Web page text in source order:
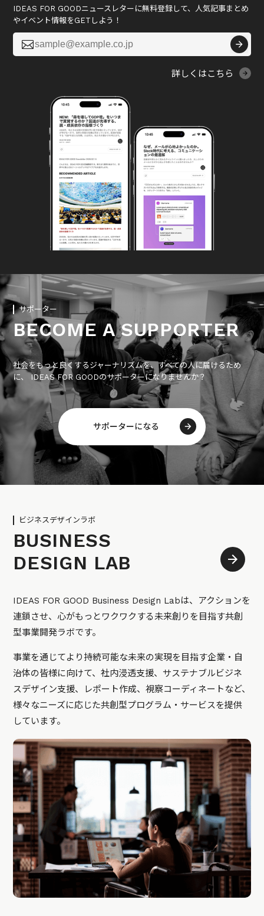
IDEAS FOR GOODニュースレターに無料登録して、人気記事まとめ
やイベント情報をGETしよう！

詳しくはこちら
サポーター
BECOME A SUPPORTER
社会をもっと良くするジャーナリズムを、すべての人に届けるため
に、 IDEAS FOR GOODのサポーターになりませんか？
サポーターになる
ビジネスデザインラボ
BUSINESS
DESIGN LAB
IDEAS FOR GOOD Business Design Labは、アクションを
連鎖させ、心がもっとワクワクする未来創りを目指す共創
型事業開発ラボです。
事業を通じてより持続可能な未来の実現を目指す企業・自
治体の皆様に向けて、社内浸透支援、サステナブルビジネ
スデザイン支援、レポート作成、視察コーディネートなど、
様々なニーズに応じた共創型プログラム・サービスを提供
しています。